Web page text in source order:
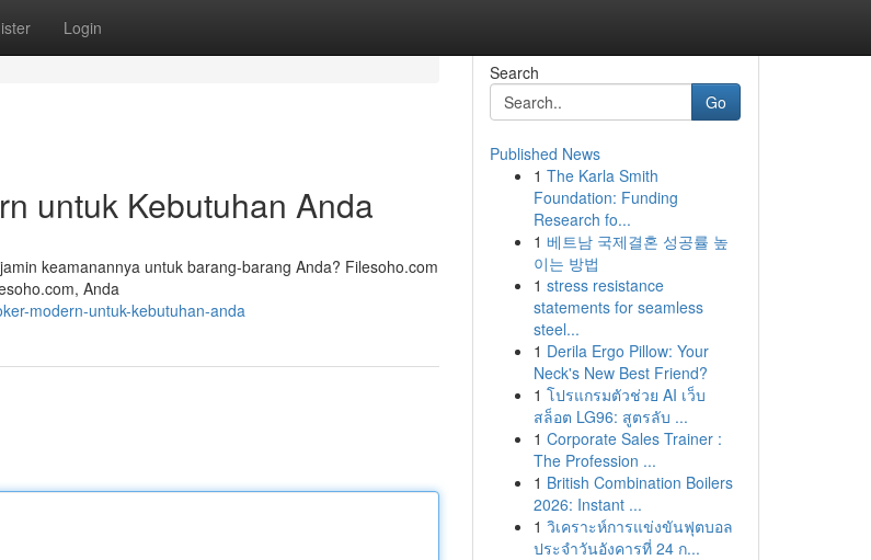
Login
untuk Kebutuhan Anda
keamanannya untuk barang-barang Anda? Filesoho.com
Anda
modern-untuk-kebutuhan-anda
Search
Go
Published News
1 The Karla Smith
Foundation: Funding
Research fo...
1 베트남 국제결혼 성공률 높
이는 방법
1 stress resistance
statements for seamless
steel...
1 Derila Ergo Pillow: Your
Neck's New Best Friend?
1 โปรแกรมตัวช่วย AI เว็บ
สล็อต LG96: สูตรลับ ...
1 Corporate Sales Trainer :
The Profession ...
1 British Combination Boilers
2026: Instant ...
1 วิเคราะห์การแข่งขันฟุตบอล
ประจำวันอังคารที่ 24 ก...